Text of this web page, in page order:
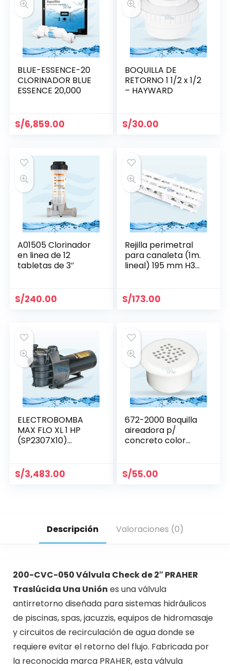
BLUE-ESSENCE-20
CLORINADOR BLUE
ESSENCE 20,000
S/6,859.00
BOQUILLA DE
RETORNO 1 1/2 x 1/2
– HAYWARD
S/30.00
A01505 Clorinador
en linea de 12
tabletas de 3″
S/240.00
Rejilla perimetral
para canaleta (1m.
lineal) 195 mm H35
S/173.00
ELECTROBOMBA
MAX FLO XL 1 HP
(SP2307X10)
S/3,483.00
672-2000 Boquilla
aireadora p/
concreto color
S/55.00
Descripción Valoraciones (0)
200-CVC-050 Válvula Check de 2″ PRAHER
Traslúcida Una Unión es una válvula
antirretorno diseñada para sistemas hidráulicos
de piscinas, spas, jacuzzis, equipos de hidromasaje
y circuitos de recirculación de agua donde se
requiere evitar el retorno del flujo. Fabricada por
la reconocida marca PRAHER, esta válvula